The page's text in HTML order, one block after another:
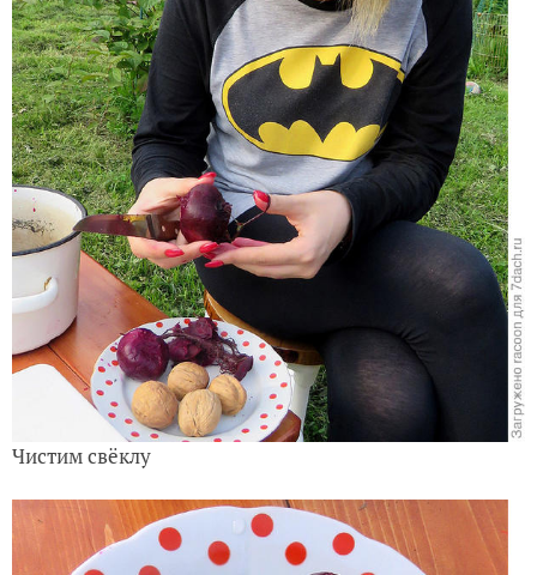
Чистим свёклу